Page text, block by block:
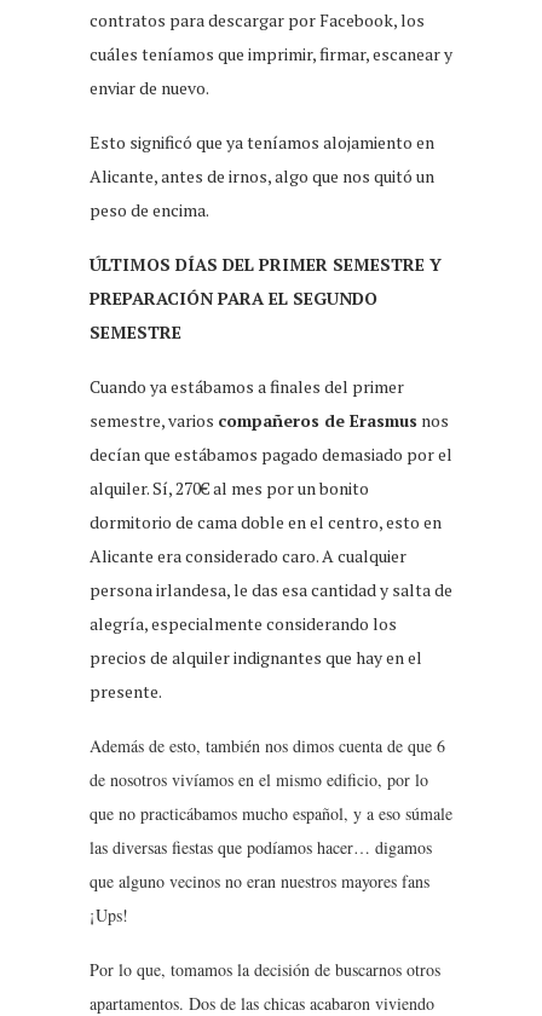
contratos para descargar por Facebook, los
cuáles teníamos que imprimir, firmar, escanear y
enviar de nuevo.
Esto significó que ya teníamos alojamiento en
Alicante, antes de irnos, algo que nos quitó un
peso de encima.
ÚLTIMOS DÍAS DEL PRIMER SEMESTRE Y
PREPARACIÓN PARA EL SEGUNDO
SEMESTRE
Cuando ya estábamos a finales del primer
semestre, varios compañeros de Erasmus nos
decían que estábamos pagado demasiado por el
alquiler. Sí, 270€ al mes por un bonito
dormitorio de cama doble en el centro, esto en
Alicante era considerado caro. A cualquier
persona irlandesa, le das esa cantidad y salta de
alegría, especialmente considerando los
precios de alquiler indignantes que hay en el
presente.
Además de esto, también nos dimos cuenta de que 6
de nosotros vivíamos en el mismo edificio, por lo
que no practicábamos mucho español, y a eso súmale
las diversas fiestas que podíamos hacer… digamos
que alguno vecinos no eran nuestros mayores fans
¡Ups!
Por lo que, tomamos la decisión de buscarnos otros
apartamentos. Dos de las chicas acabaron viviendo